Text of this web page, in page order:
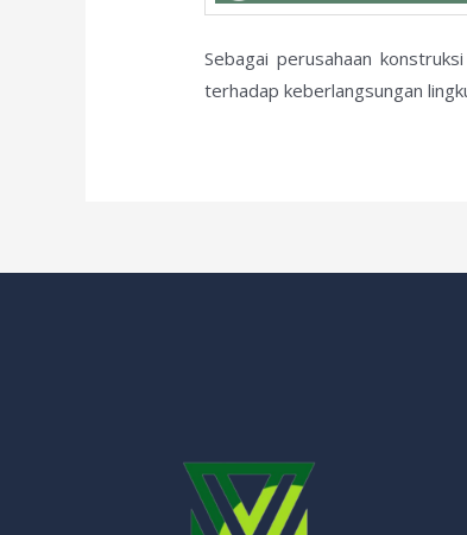
Sebagai perusahaan
terhadap keberlangsungan